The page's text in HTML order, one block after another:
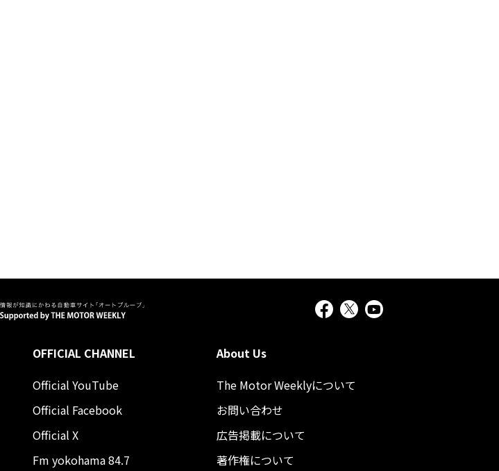
OFFICIAL CHANNEL
Official YouTube
Official Facebook
Official X
Fm yokohama 84.7
About Us
The Motor Weeklyについて
お問い合わせ
広告掲載について
著作権について